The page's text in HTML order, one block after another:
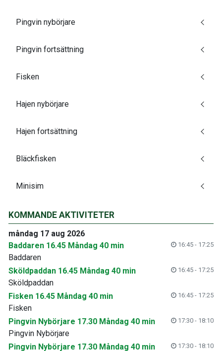
Pingvin nybörjare
Pingvin fortsättning
Fisken
Hajen nybörjare
Hajen fortsättning
Bläckfisken
Minisim
KOMMANDE AKTIVITETER
måndag 17 aug 2026
Baddaren 16.45 Måndag 40 min
16:45 - 17:25
Baddaren
Sköldpaddan 16.45 Måndag 40 min
16:45 - 17:25
Sköldpaddan
Fisken 16.45 Måndag 40 min
16:45 - 17:25
Fisken
Pingvin Nybörjare 17.30 Måndag 40 min
17:30 - 18:10
Pingvin Nybörjare
Pingvin Nybörjare 17.30 Måndag 40 min
17:30 - 18:10